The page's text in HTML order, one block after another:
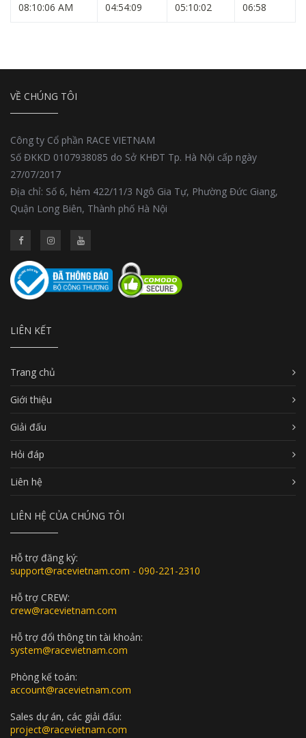
08:10:06 AM 04:54:09 05:10:02 06:58
VỀ CHÚNG TÔI
Công ty Cổ phần RACE VIETNAM
Số ĐKKD 0107938085 do Sở KHĐT Tp. Hà Nội cấp ngày
27/07/2017
Địa chỉ: Số 6, hẻm 422/11/3 Ngô Gia Tự, Phường Đức Giang,
Quận Long Biên, Thành phố Hà Nội
LIÊN KẾT
Trang chủ
Giới thiệu
Giải đấu
Hỏi đáp
Liên hệ
LIÊN HỆ CỦA CHÚNG TÔI
Hỗ trợ đăng ký:
support@racevietnam.com - 090-221-2310
Hỗ trợ CREW:
crew@racevietnam.com
Hỗ trợ đổi thông tin tài khoản:
system@racevietnam.com
Phòng kế toán:
account@racevietnam.com
Sales dự án, các giải đấu:
project@racevietnam.com